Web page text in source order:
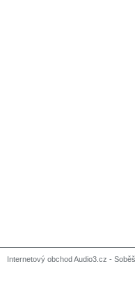
Internetový obchod Audio3.cz -